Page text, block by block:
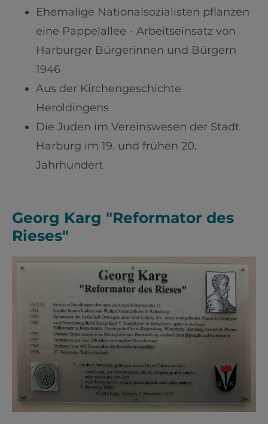
Ehemalige Nationalsozialisten pflanzen
eine Pappelallee - Arbeitseinsatz von
Harburger Bürgerinnen und Bürgern
1946
Aus der Kirchengeschichte
Heroldingens
Die Juden im Vereinswesen der Stadt
Harburg im 19. und frühen 20.
Jahrhundert
Georg Karg "Reformator des
Rieses"